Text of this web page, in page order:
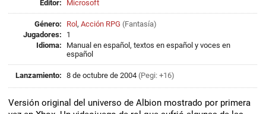
Editor:
Microsoft
Género: Rol , Acción RPG (Fantasía)
Jugadores:
1
Idioma:
Manual en español, textos en español y voces en
español
Lanzamiento: 8 de octubre de 2004 (Pegi: +16)
Versión original del universo de Albion mostrado por primera